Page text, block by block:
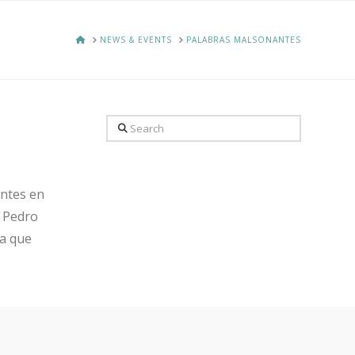
HOMENEWS & EVENTS PALABRAS MALSONANTES
en
que
Search